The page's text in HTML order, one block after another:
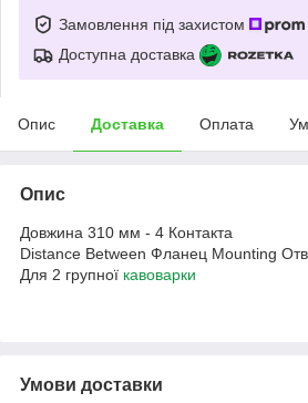
Замовлення під захистом
Доступна доставка
Опис Доставка Оплата
Опис
Довжина 310 мм - 4 Контакта
Distance Between Фланец Mounting
Для 2 групної кавоварки
Умови доставки